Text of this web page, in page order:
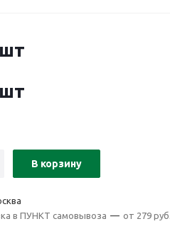
В корзину
в ПУНКТ самовывоза — от 279 руб.